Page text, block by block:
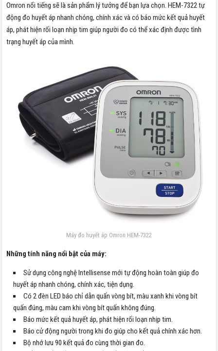
Omron nổi tiếng sẽ là sản phẩm lý tưởng để bạn lựa chọn. HEM-7322 tự
động đo huyết áp nhanh chóng, chính xác và có báo mức kết quả huyết
áp, phát hiện rối loạn nhịp tim giúp người đo có thể xác định được tình
trạng huyết áp của mình.
Máy đo huyết áp Omron HEM-7322
Những tính năng nổi bật của máy:
Sử dụng công nghệ Intellisense mới tự động hoàn toàn giúp đo
huyết áp nhanh chóng, chính xác, tiện dụng.
Có 2 đèn LED báo chỉ dẫn quấn vòng bít, màu xanh khi vòng bít
quấn đúng, màu cam khi vòng bít quấn không đúng.
Báo mức kết quả huyết áp, phát hiện rối loạn nhịp tim.
Báo cử động người trong khi đo giúp cho kết quả chính xác hơn.
Bộ nhớ lưu 90 kết quả đo cùng thời gian đo.